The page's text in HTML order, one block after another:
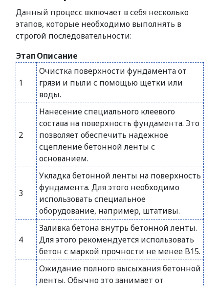
Данный процесс включает в себя несколько
этапов, которые необходимо выполнять в
строгой последовательности:
ЭтапОписание
1
Очистка поверхности фундамента от
грязи и пыли с помощью щетки или
воды.
2
Нанесение специального клеевого
состава на поверхность фундамента. Это
позволяет обеспечить надежное
сцепление бетонной ленты с
основанием.
3
Укладка бетонной ленты на поверхность
фундамента. Для этого необходимо
использовать специальное
оборудование, например, штативы.
4
Заливка бетона внутрь бетонной ленты.
Для этого рекомендуется использовать
бетон с маркой прочности не менее B15.
Ожидание полного высыхания бетонной
ленты. Обычно это занимает от